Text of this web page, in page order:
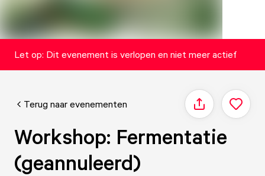
Let op: Dit evenement is verlopen en niet meer actief
Terug naar evenementen Delen
Workshop: Fermentatie
(geannuleerd)